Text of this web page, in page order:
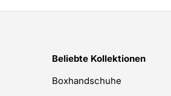
Beliebte Kollektionen
Boxhandschuhe